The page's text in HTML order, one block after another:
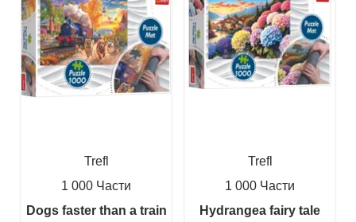
Trefl
1 000 Части
Dogs faster than a train
Trefl
1 000 Части
Hydrangea fairy tale